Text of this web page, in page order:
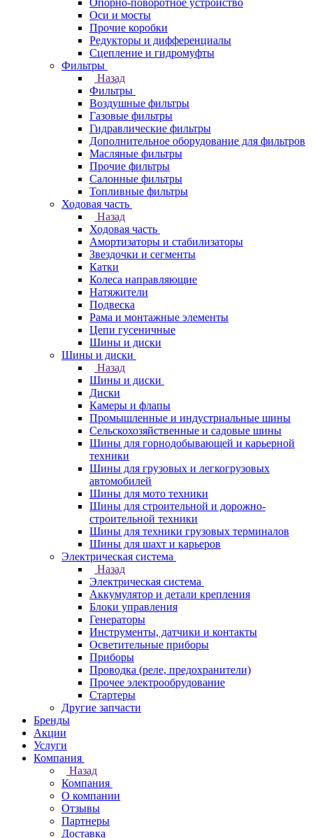
Опорно-поворотное устройство
Оси и мосты
Прочие коробки
Редукторы и дифференциалы
Сцепление и гидромуфты
Фильтры
Назад
Фильтры
Воздушные фильтры
Газовые фильтры
Гидравлические фильтры
Дополнительное оборудование для фильтров
Масляные фильтры
Прочие фильтры
Салонные фильтры
Топливные фильтры
Ходовая часть
Назад
Ходовая часть
Амортизаторы и стабилизаторы
Звездочки и сегменты
Катки
Колеса направляющие
Натяжители
Подвеска
Рама и монтажные элементы
Цепи гусеничные
Шины и диски
Шины и диски
Назад
Шины и диски
Диски
Камеры и флапы
Промышленные и индустриальные шины
Сельскохозяйственные и садовые шины
Шины для горнодобывающей и карьерной
техники
Шины для грузовых и легкогрузовых
автомобилей
Шины для мото техники
Шины для строительной и дорожно-
строительной техники
Шины для техники грузовых терминалов
Шины для шахт и карьеров
Электрическая система
Назад
Электрическая система
Аккумулятор и детали крепления
Блоки управления
Генераторы
Инструменты, датчики и контакты
Осветительные приборы
Приборы
Проводка (реле, предохранители)
Прочее электрообрудование
Стартеры
Другие запчасти
Бренды
Акции
Услуги
Компания
Назад
Компания
О компании
Отзывы
Партнеры
Доставка